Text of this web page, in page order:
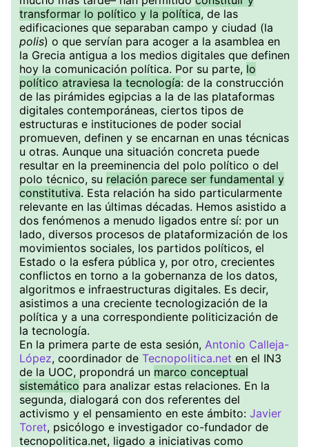
transformar lo político y la política, de las
edificaciones que separaban campo y ciudad (la
polis) o que servían para acoger a la asamblea en
la Grecia antigua a los medios digitales que definen
hoy la comunicación política. Por su parte, lo
político atraviesa la tecnología: de la construcción
de las pirámides egipcias a la de las plataformas
digitales contemporáneas, ciertos tipos de
estructuras e instituciones de poder social
promueven, definen y se encarnan en unas técnicas
u otras. Aunque una situación concreta puede
resultar en la preeminencia del polo político o del
polo técnico, su relación parece ser fundamental y
constitutiva. Esta relación ha sido particularmente
relevante en las últimas décadas. Hemos asistido a
dos fenómenos a menudo ligados entre sí: por un
lado, diversos procesos de plataformización de los
movimientos sociales, los partidos políticos, el
Estado o la esfera pública y, por otro, crecientes
conflictos en torno a la gobernanza de los datos,
algoritmos e infraestructuras digitales. Es decir,
asistimos a una creciente tecnologización de la
política y a una correspondiente politicización de
la tecnología.
En la primera parte de esta sesión, Antonio Calleja-
López, coordinador de Tecnopolitica.net en el IN3
de la UOC, propondrá un marco conceptual
sistemático para analizar estas relaciones. En la
segunda, dialogará con dos referentes del
activismo y el pensamiento en este ámbito: Javier
Toret, psicólogo e investigador co-fundador de
tecnopolitica.net, ligado a iniciativas como